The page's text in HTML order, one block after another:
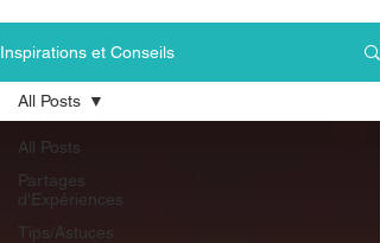
Inspirations et Conseils
All Posts
Partages
d'Expériences
Tips/Astuces
All Posts